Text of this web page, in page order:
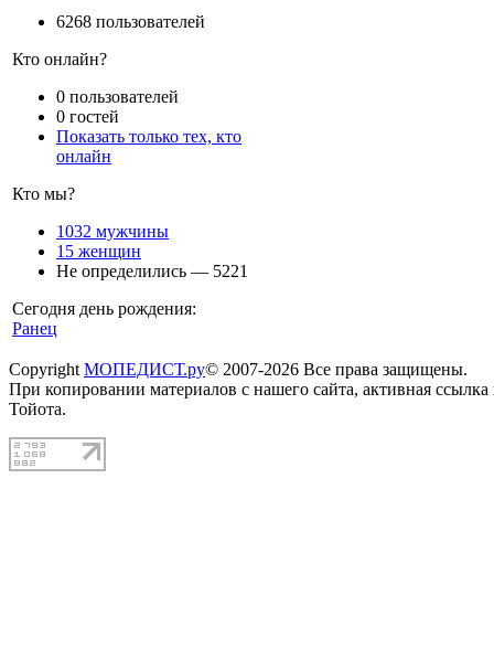
6268 пользователей
Кто онлайн?
0 пользователей
0 гостей
Показать только тех, кто
онлайн
Кто мы?
1032 мужчины
15 женщин
Не определились — 5221
Сегодня день рождения:
Ранец
Copyright МОПЕДИСТ.ру© 2007-2026 Все права защищены.
При копировании материалов с нашего сайта, активная
Тойота.